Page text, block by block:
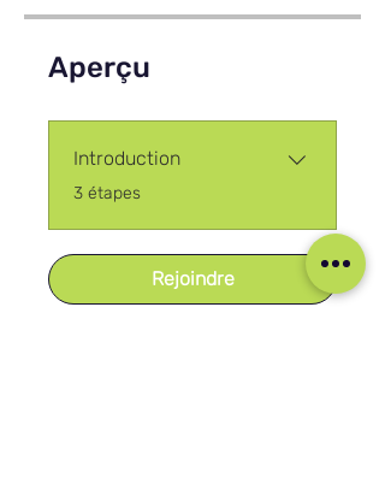
Aperçu
Introduction
.
3 étapes
Rejoindre